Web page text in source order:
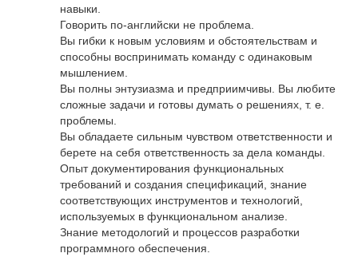
навыки.
Говорить по-английски не проблема.
Вы гибки к новым условиям и обстоятельствам и
способны воспринимать команду с одинаковым
мышлением.
Вы полны энтузиазма и предприимчивы. Вы любите
сложные задачи и готовы думать о решениях, т. е.
проблемы.
Вы обладаете сильным чувством ответственности и
берете на себя ответственность за дела команды.
Опыт документирования функциональных
требований и создания спецификаций, знание
соответствующих инструментов и технологий,
используемых в функциональном анализе.
Знание методологий и процессов разработки
программного обеспечения.